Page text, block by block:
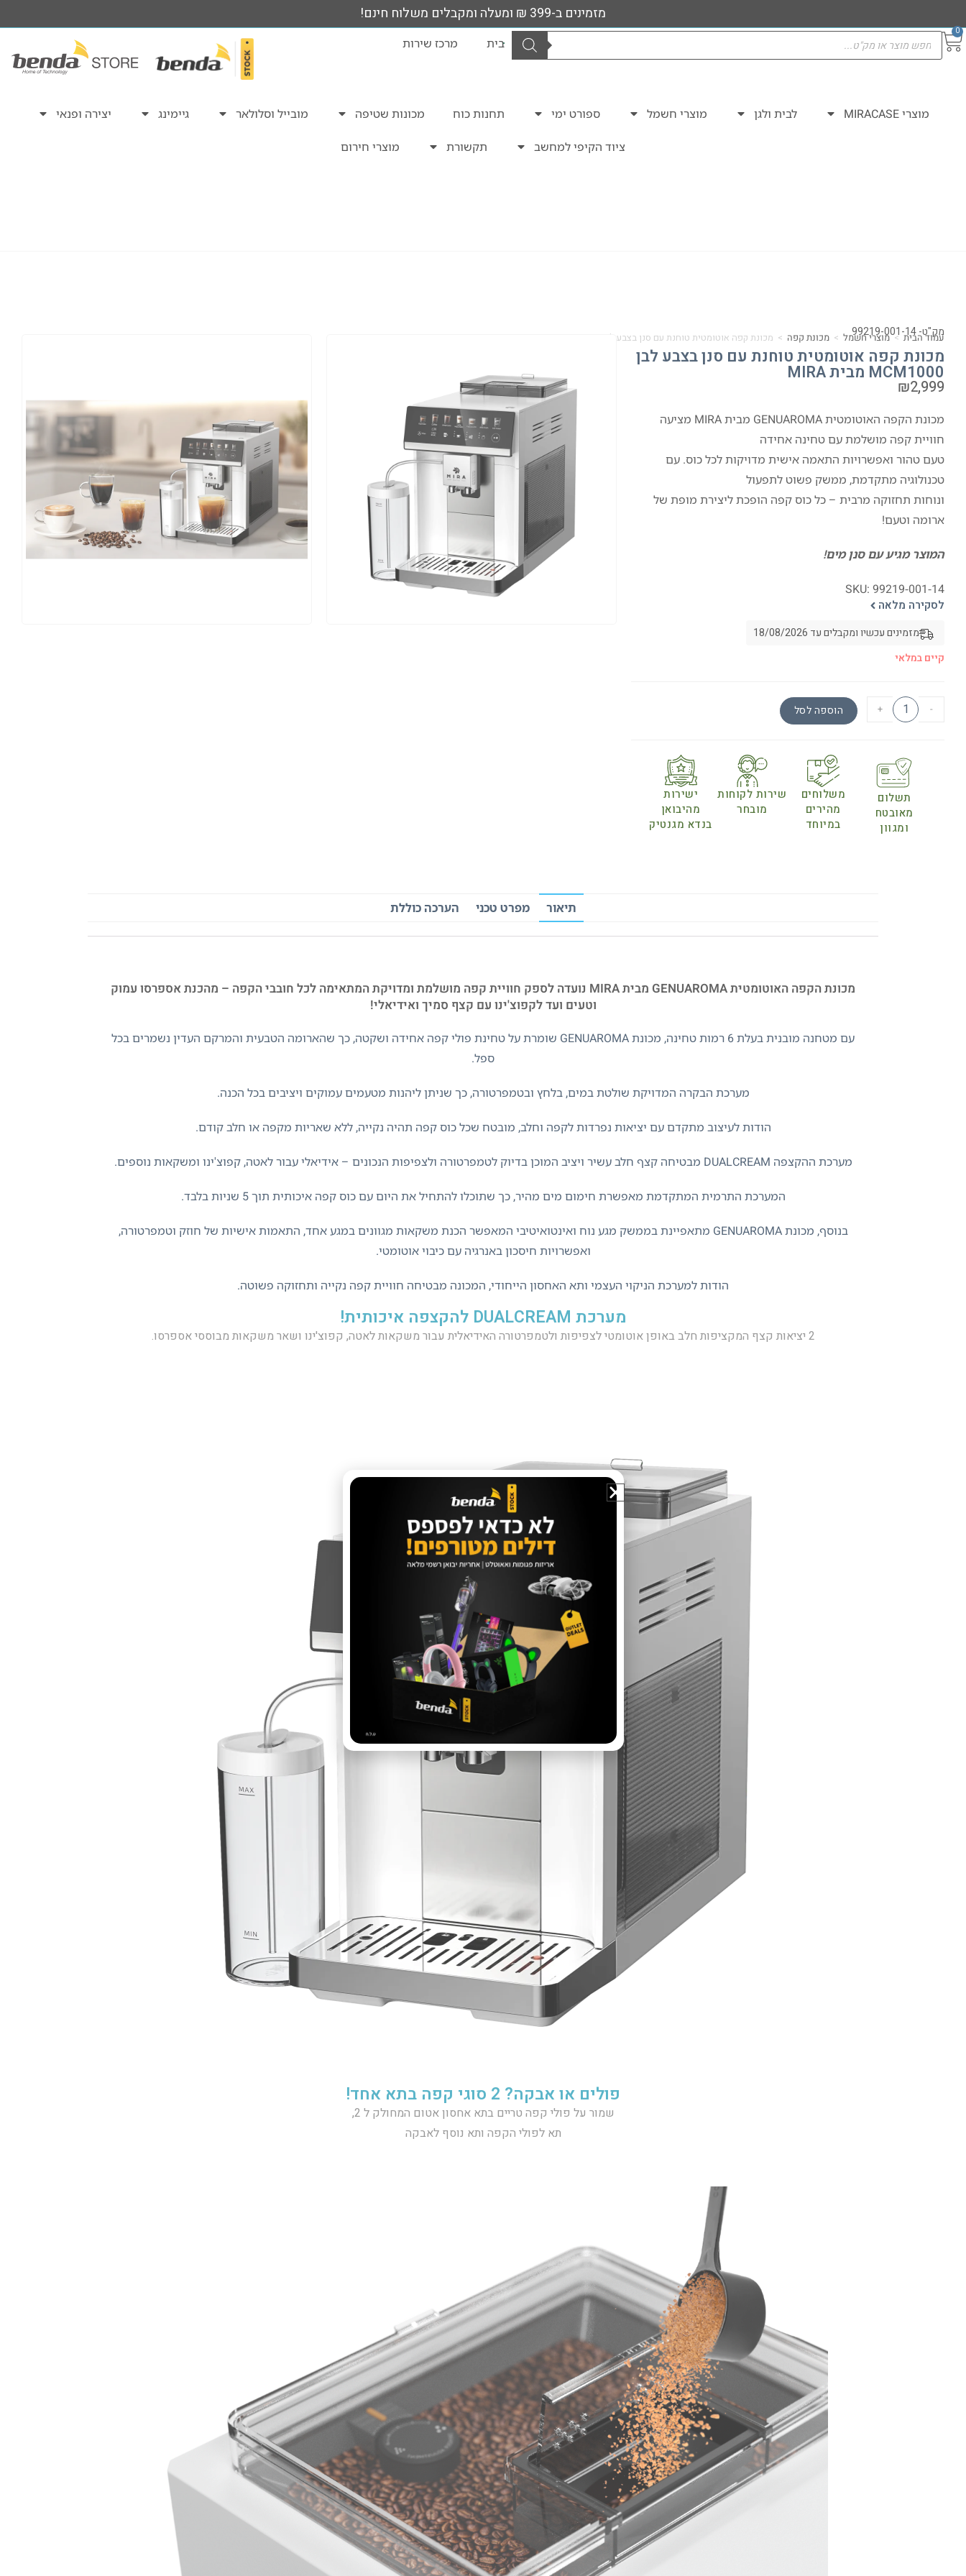
מזמינים ב-399 ₪ ומעלה ומקבלים משלוח חינם!
0
בית מרכז שירות
מוצרי MIRACASE לבית ולגן מוצרי חשמל ספורט ימי תחנות כוח מכונות שטיפה מובייל וסלולאר גיימינג יצירה ופנאי
ציוד הקיפי למחשב תקשורת מוצרי חירום
מק"ט- 99219-001-14
עמוד הבית > מוצרי חשמל > מכונת קפה > מכונת קפה אוטומטית טוחנת עם סנן בצבע לבן MCM1000 מבית MIRA
מכונת קפה אוטומטית טוחנת עם סנן בצבע לבן
MCM1000 מבית MIRA
₪2,999
מכונת הקפה האוטומטית GENUAROMA מבית MIRA מציעה
חוויית קפה מושלמת עם טחינה אחידה
טעם טהור ואפשרויות התאמה אישית מדויקות לכל כוס. עם
טכנולוגיה מתקדמת, ממשק פשוט לתפעול
ונוחות תחזוקה מרבית – כל כוס קפה הופכת ליצירת מופת של
ארומה וטעם!
המוצר מגיע עם סנן מים!
SKU: 99219-001-14
לסקירה מלאה
מזמינים עכשיו ומקבלים עד 18/08/2026
קיים במלאי
-
+ הוספה לסל
תשלום
מאובטח
ומגוון
משלוחים
מהירים
במיוחד
שירות לקוחות
מובחר
ישירות
מהיבואן
בנדא מגנטיק
תיאור מפרט טכני הערכה כוללת
מכונת הקפה האוטומטית GENUAROMA מבית MIRA נועדה לספק חוויית קפה מושלמת ומדויקת המתאימה לכל חובבי הקפה – מהכנת אספרסו עמוק
וטעים ועד לקפוצ'ינו עם קצף סמיך ואידיאלי!
עם מטחנה מובנית בעלת 6 רמות טחינה, מכונת GENUAROMA שומרת על טחינת פולי קפה אחידה ושקטה, כך שהארומה הטבעית והמרקם העדין נשמרים בכל
ספל.
מערכת הבקרה המדויקת שולטת במים, בלחץ ובטמפרטורה, כך שניתן ליהנות מטעמים עמוקים ויציבים בכל הכנה.
הודות לעיצוב מתקדם עם יציאות נפרדות לקפה וחלב, מובטח שכל כוס קפה תהיה נקייה, ללא שאריות מקפה או חלב קודם.
מערכת ההקצפה DUALCREAM מבטיחה קצף חלב עשיר ויציב המוכן בדיוק לטמפרטורה ולצפיפות הנכונים – אידיאלי עבור לאטה, קפוצ'ינו ומשקאות נוספים.
המערכת התרמית המתקדמת מאפשרת חימום מים מהיר, כך שתוכלו להתחיל את היום עם כוס קפה איכותית תוך 5 שניות בלבד.
בנוסף, מכונת GENUAROMA מתאפיינת בממשק מגע נוח ואינטואיטיבי המאפשר הכנת משקאות מגוונים במגע אחד, התאמות אישיות של חוזק וטמפרטורה,
ואפשרויות חיסכון באנרגיה עם כיבוי אוטומטי.
הודות למערכת הניקוי העצמי ותא האחסון הייחודי, המכונה מבטיחה חוויית קפה נקייה ותחזוקה פשוטה.
מערכת DUALCREAM להקצפה איכותית!
2 יציאות קצף המקציפות חלב באופן אוטומטי לצפיפות ולטמפרטורה האידיאלית עבור משקאות לאטה, קפוצ'ינו ושאר משקאות מבוססי אספרסו.
פולים או אבקה? 2 סוגי קפה בתא אחד!
שמור על פולי קפה טריים בתא אחסון אטום המחולק ל 2,
תא לפולי הקפה ותא נוסף לאבקה